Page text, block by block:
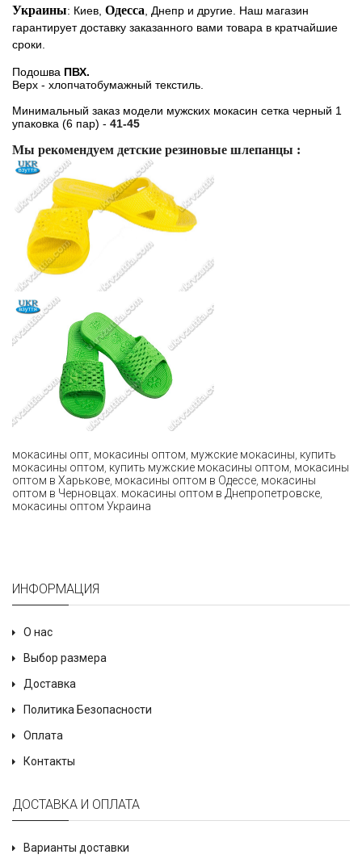
Украины: Киев, Одесса , Днепр и другие. Наш магазин
гарантирует доставку заказанного вами товара в кратчайшие
сроки.
Подошва ПВХ.
Верх - хлопчатобумажный текстиль.
Минимальный заказ модели мужских мокасин сетка черный 1
упаковка (6 пар) - 41-45
Мы рекомендуем детские резиновые шлепанцы :
мокасины опт мокасины оптом мужские мокасины купить
мокасины оптом купить мужские мокасины оптом мокасины
оптом в Харькове мокасины оптом в Одессе мокасины
оптом в Черновцах. мокасины оптом в Днепропетровске
мокасины оптом Украина
ИНФОРМАЦИЯ
О нас
Выбор размера
Доставка
Политика Безопасности
Оплата
Контакты
ДОСТАВКА И ОПЛАТА
Варианты доставки